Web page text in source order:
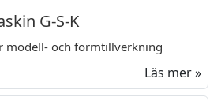
G-S-K
modell- och formtillverkning
Läs mer »